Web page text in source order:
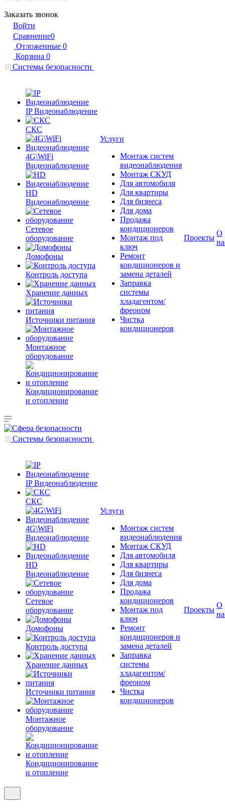
Заказать звонок
Войти
Сравнение0
Отложенные 0
Корзина 0
Системы безопасности
IP Видеонаблюдение
СКС
4G\WiFi
Видеонаблюдение
HD
Видеонаблюдение
Сетевое
оборудование
Домофоны
Контроль доступа
Хранение данных
Источники питания
Монтажное
оборудование
Кондиционирование
и отопление
Услуги
Монтаж систем
видеонаблюдения
Монтаж СКУД
Для автомобиля
Для квартиры
Для бизнеса
Для дома
Продажа
кондиционеров
Монтаж под
ключ
Ремонт
кондиционеров и
замена деталей
Заправка
системы
хладагентом/
фреоном
Чистка
кондиционеров
Проекты
О
Системы безопасности
IP Видеонаблюдение
СКС
4G\WiFi
Видеонаблюдение
HD
Видеонаблюдение
Сетевое
оборудование
Домофоны
Контроль доступа
Хранение данных
Источники питания
Монтажное
оборудование
Кондиционирование
и отопление
Услуги
Монтаж систем
видеонаблюдения
Монтаж СКУД
Для автомобиля
Для квартиры
Для бизнеса
Для дома
Продажа
кондиционеров
Монтаж под
ключ
Ремонт
кондиционеров и
замена деталей
Заправка
системы
хладагентом/
фреоном
Чистка
кондиционеров
Проекты
О